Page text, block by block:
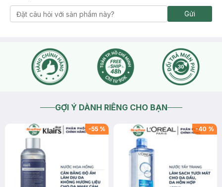
Gửi
GỢI Ý DÀNH RIÊNG CHO BẠN
-55 % -40 %